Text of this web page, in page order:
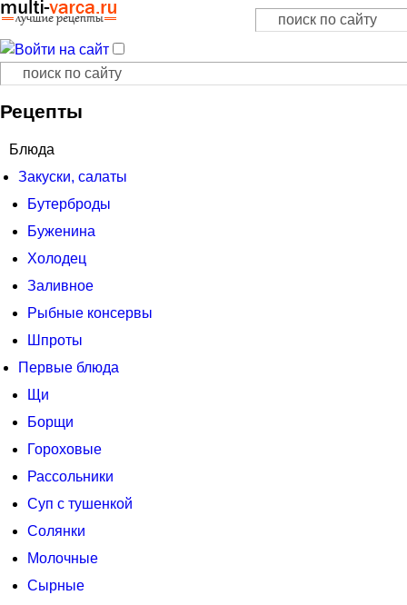
Форма поиска
Поиск
Форма поиска
Поиск
Рецепты
Блюда
Закуски, салаты
Бутерброды
Буженина
Холодец
Заливное
Рыбные консервы
Шпроты
Первые блюда
Щи
Борщи
Гороховые
Рассольники
Суп с тушенкой
Солянки
Молочные
Сырные